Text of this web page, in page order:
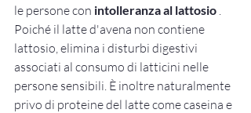
le persone con intolleranza al lattosio .
Poiché il latte d'avena non contiene
lattosio, elimina i disturbi digestivi
associati al consumo di latticini nelle
persone sensibili. È inoltre naturalmente
privo di proteine del latte come caseina e